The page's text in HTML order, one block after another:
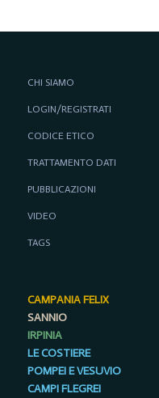
CHI SIAMO
LOGIN/REGISTRATI
CODICE ETICO
TRATTAMENTO DATI
PUBBLICAZIONI
VIDEO
TAGS
CAMPANIA FELIX
SANNIO
IRPINIA
LE COSTIERE
POMPEI E VESUVIO
CAMPI FLEGREI